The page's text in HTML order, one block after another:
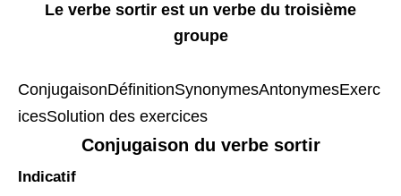
Le verbe sortir est un verbe du troisième
groupe
ConjugaisonDéfinitionSynonymesAntonymesExerc
icesSolution des exercices
Conjugaison du verbe sortir
Indicatif